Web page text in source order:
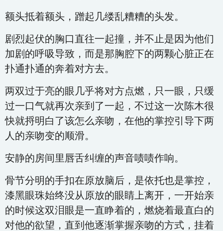
额头抵着额头，蹭起几缕乱糟糟的头发。
剧烈起伏的胸口直往一起撞，并不止是因为他们
加剧的呼吸导致，而是那胸腔下的两颗心脏正在
扑通扑通的奔着对方去。
两双过于亮的眼几乎将对方点燃，只一眼，只缓
过一口气就再次亲到了一起，不过这一次陈木很
快就捋明白了该怎么亲吻，在他的掌控引导下两
人的亲吻变的顺滑。
安静的房间里唇舌纠缠的声音啧啧作响。
骨节分明的手扣在原放脑后，是依托也是掌控，
漆黑眼珠始终没从原放的眼睛上离开，一开始亲
的时候这双泪眼是一直睁着的，燃烧着最直白的
对他的欲望，直到他逐渐掌握亲吻的方式，挂着